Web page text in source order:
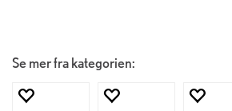
Se mer fra kategorien: